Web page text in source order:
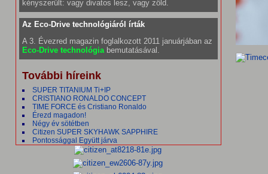
kényszerült: vagy divatos lesz, vagy zöld.
Az Eco-Drive technológiáról írták
A 3. Évezred magazin foglalkozott 2011 januárjában az
Eco-Drive technológiabemutatásával.
További híreink
SUPER TITANIUM Ti+IP
CRISTIANO RONALDO CONCEPT
TIME FORCE és Cristiano Ronaldo
Érezd magadon!
Négy év sötétben
Citizen SUPER SKYHAWK SAPPHIRE
Pontossággal Együtt járva